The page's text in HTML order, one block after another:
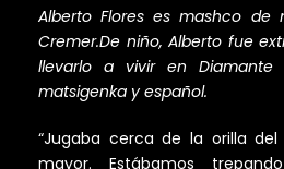
Alberto Flores es mashco de
Cremer.De niño, Alberto fue
llevarlo a vivir en
matsigenka y español.
“Jugaba cerca de la orilla
mayor. Estábamos